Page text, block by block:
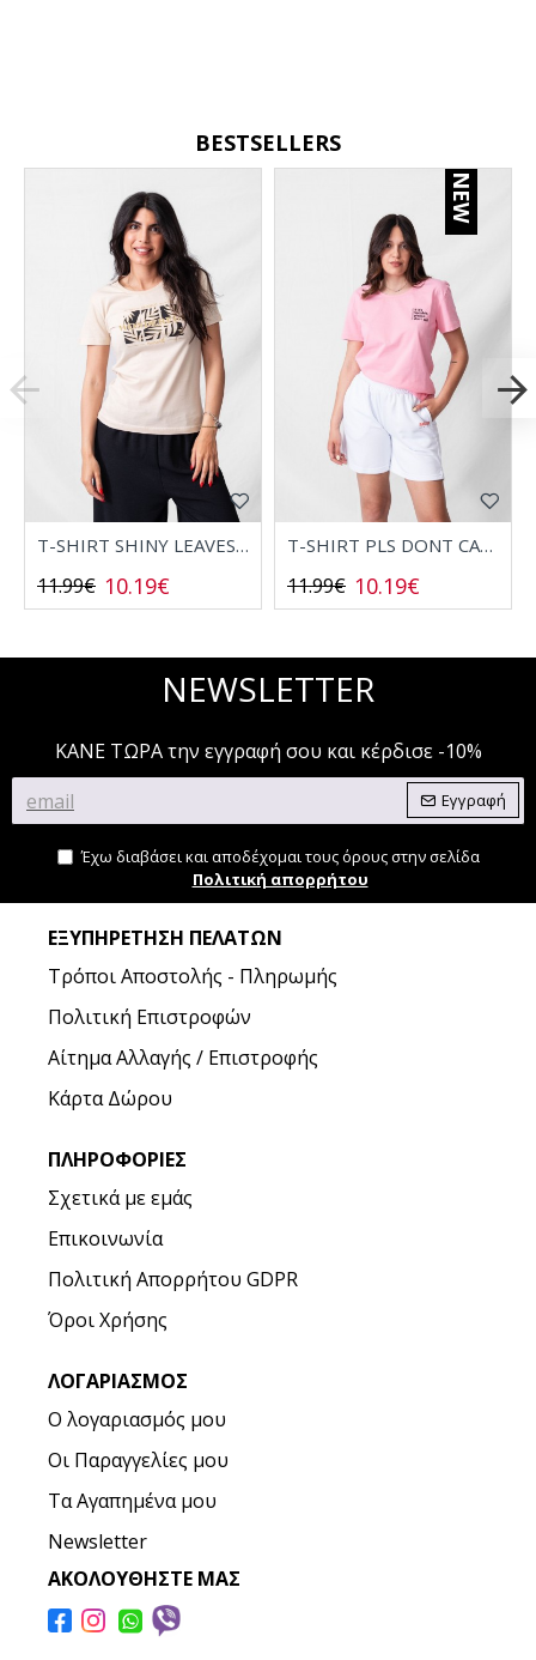
BESTSELLERS
T-SHIRT SHINY LEAVES 2532006
10.19€
11.99€
NEW
T-SHIRT PLS DONT CALL 2532008
10.19€
11.99€
NEWSLETTER
ΚΑΝΕ ΤΩΡΑ την εγγραφή σου και κέρδισε -10%
Εγγραφή
Έχω διαβάσει και αποδέχομαι τους όρους στην σελίδα
Πολιτική απορρήτου
ΕΞΥΠΗΡΈΤΗΣΗ ΠΕΛΑΤΏΝ
Τρόποι Αποστολής - Πληρωμής
Πολιτική Επιστροφών
Αίτημα Αλλαγής / Επιστροφής
Κάρτα Δώρου
ΠΛΗΡΟΦΟΡΊΕΣ
Σχετικά με εμάς
Επικοινωνία
Πολιτική Απορρήτου GDPR
Όροι Χρήσης
ΛΟΓΑΡΙΑΣΜΌΣ
Ο λογαριασμός μου
Οι Παραγγελίες μου
Τα Αγαπημένα μου
Newsletter
ΑΚΟΛΟΥΘΉΣΤΕ ΜΑΣ